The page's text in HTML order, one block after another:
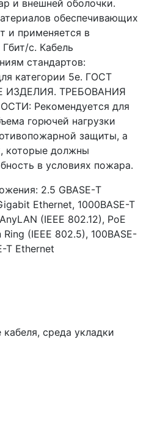
и внешней оболочки.
обеспечивающих
и применяется в
с. Кабель
стандартов:
категории 5е. ГОСТ
ИЗДЕЛИЯ. ТРЕБОВАНИЯ
Рекомендуется для
горючей нагрузки
защиты, а
которые должны
в условиях пожара.
2.5 GBASE-Т
Ethernet, 1000BASE-T
(IEEE 802.12), PoE
Ring (IEEE 802.5), 100BASE-
T Ethernet
кабеля, среда укладки